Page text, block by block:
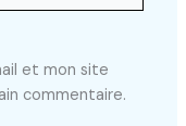
et mon site
commentaire.